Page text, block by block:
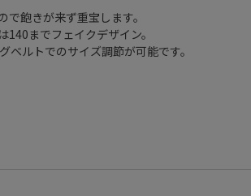
で飽きが来ず重宝します。
140までフェイクデザイン。
ベルトでのサイズ調節が可能です。